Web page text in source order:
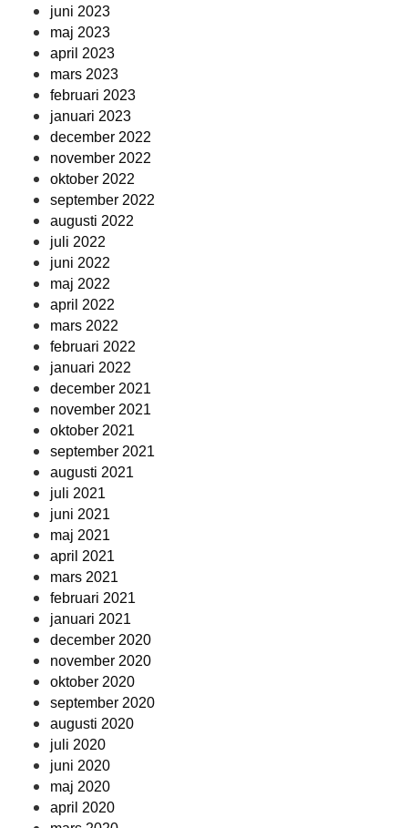
juni 2023
maj 2023
april 2023
mars 2023
februari 2023
januari 2023
december 2022
november 2022
oktober 2022
september 2022
augusti 2022
juli 2022
juni 2022
maj 2022
april 2022
mars 2022
februari 2022
januari 2022
december 2021
november 2021
oktober 2021
september 2021
augusti 2021
juli 2021
juni 2021
maj 2021
april 2021
mars 2021
februari 2021
januari 2021
december 2020
november 2020
oktober 2020
september 2020
augusti 2020
juli 2020
juni 2020
maj 2020
april 2020